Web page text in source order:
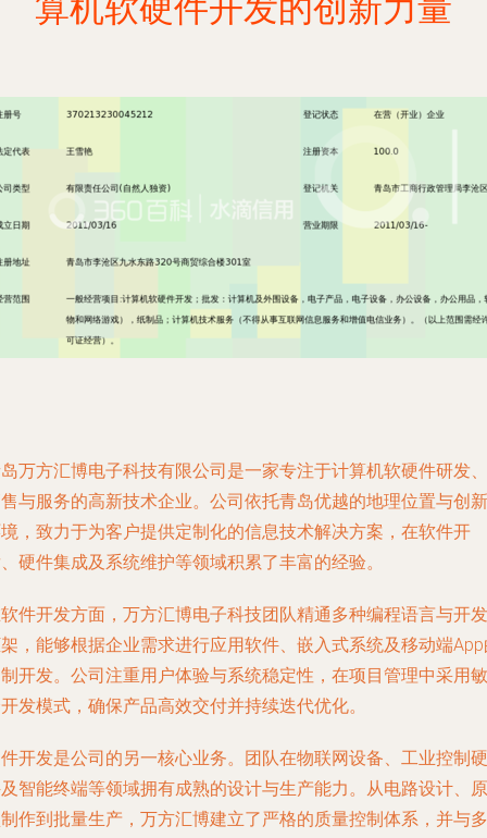
算机软硬件开发的创新力量
万方汇博电子科技有限公司是一家专注于计算机软硬件研发、
与服务的高新技术企业。公司依托青岛优越的地理位置与创新
，致力于为客户提供定制化的信息技术解决方案，在软件开
硬件集成及系统维护等领域积累了丰富的经验。
件开发方面，万方汇博电子科技团队精通多种编程语言与开发
，能够根据企业需求进行应用软件、嵌入式系统及移动端
开发。公司注重用户体验与系统稳定性，在项目管理中采用敏
发模式，确保产品高效交付并持续迭代优化。
开发是公司的另一核心业务。团队在物联网设备、工业控制硬
智能终端等领域拥有成熟的设计与生产能力。从电路设计、原
作到批量生产，万方汇博建立了严格的质量控制体系，并与多